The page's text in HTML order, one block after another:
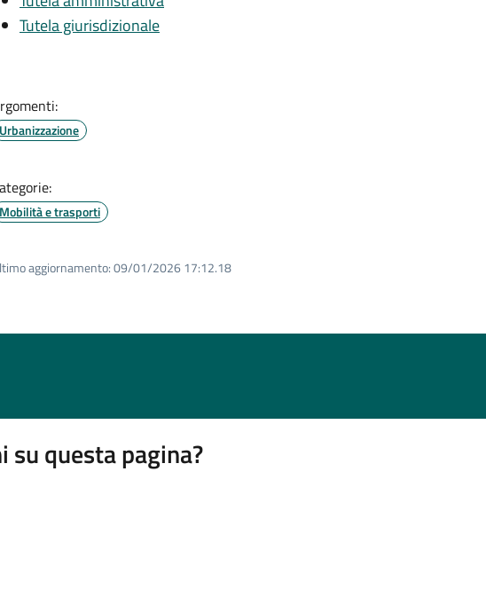
Tutela giurisdizionale
Urbanizzazione
Mobilità e trasporti
aggiornamento:09/01/2026 17:12.18
su questa pagina?